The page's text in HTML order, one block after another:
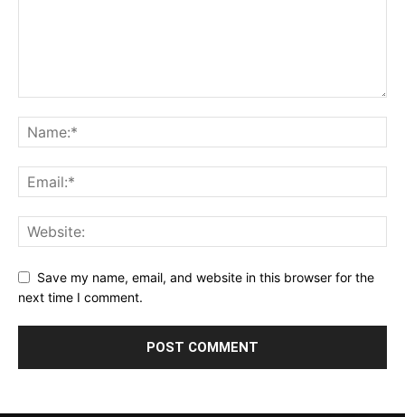
Save my name, email, and website in this browser for the
next time I comment.